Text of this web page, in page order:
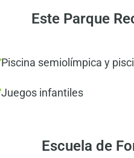
Este Parque
Piscina semiolímpica y
Juegos infantiles​
Escuela de